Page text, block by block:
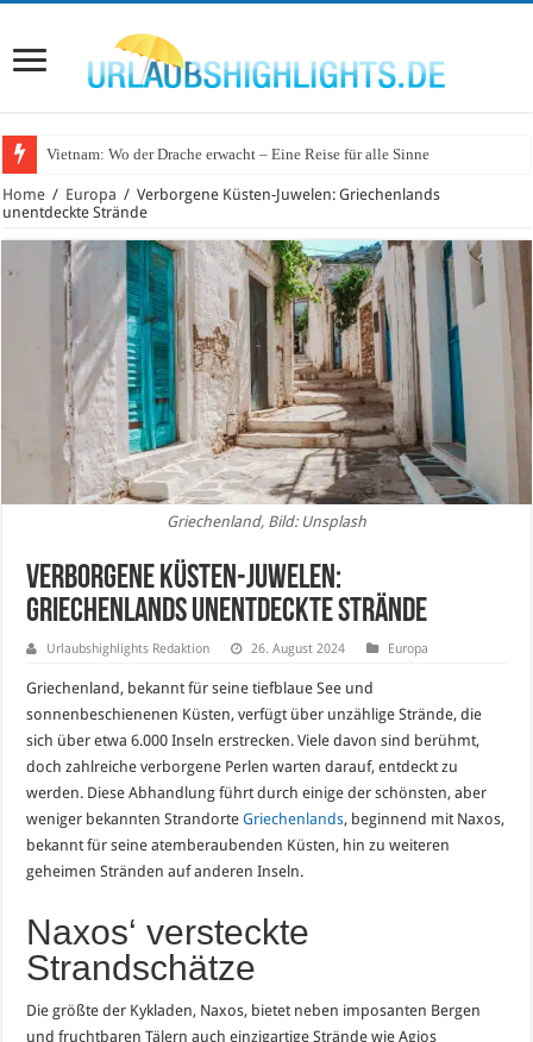
Vietnam: Wo der Drache erwacht – Eine Reise für alle Sinne
Home / Europa / Verborgene Küsten-Juwelen: Griechenlands
unentdeckte Strände
Griechenland, Bild: Unsplash
Verborgene Küsten-Juwelen:
Griechenlands unentdeckte Strände
Urlaubshighlights Redaktion 26. August 2024 Europa
Griechenland, bekannt für seine tiefblaue See und
sonnenbeschienenen Küsten, verfügt über unzählige Strände, die
sich über etwa 6.000 Inseln erstrecken. Viele davon sind berühmt,
doch zahlreiche verborgene Perlen warten darauf, entdeckt zu
werden. Diese Abhandlung führt durch einige der schönsten, aber
weniger bekannten StrandorteGriechenlands, beginnend mit Naxos,
bekannt für seine atemberaubenden Küsten, hin zu weiteren
geheimen Stränden auf anderen Inseln.
Naxos‘ versteckte
Strandschätze
Die größte der Kykladen, Naxos, bietet neben imposanten Bergen
und fruchtbaren Tälern auch einzigartige Strände wie Agios